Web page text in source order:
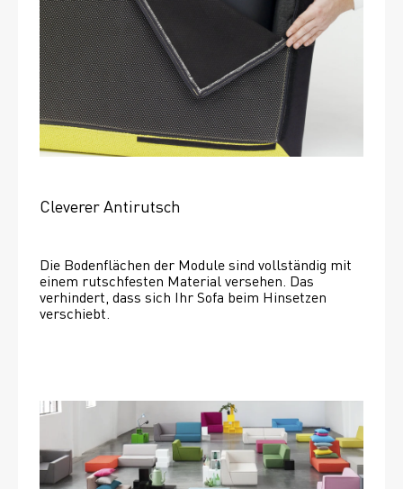
Cleverer Antirutsch
Die Bodenflächen der Module sind vollständig mit
einem rutschfesten Material versehen. Das
verhindert, dass sich Ihr Sofa beim Hinsetzen
verschiebt.